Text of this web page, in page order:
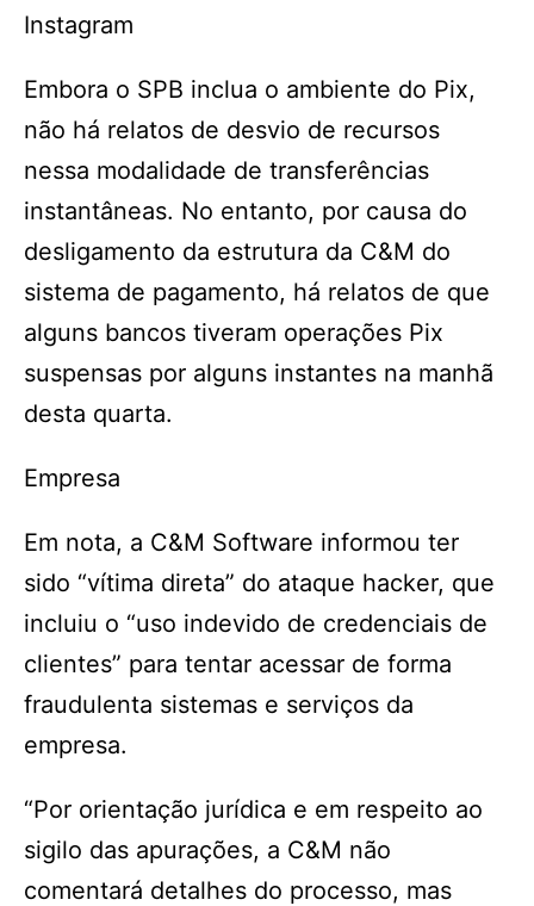
Instagram
Embora o SPB inclua o ambiente do Pix,
não há relatos de desvio de recursos
nessa modalidade de transferências
instantâneas. No entanto, por causa do
desligamento da estrutura da C&M do
sistema de pagamento, há relatos de que
alguns bancos tiveram operações Pix
suspensas por alguns instantes na manhã
desta quarta.
Empresa
Em nota, a C&M Software informou ter
sido “vítima direta” do ataque hacker, que
incluiu o “uso indevido de credenciais de
clientes” para tentar acessar de forma
fraudulenta sistemas e serviços da
empresa.
“Por orientação jurídica e em respeito ao
sigilo das apurações, a C&M não
comentará detalhes do processo, mas